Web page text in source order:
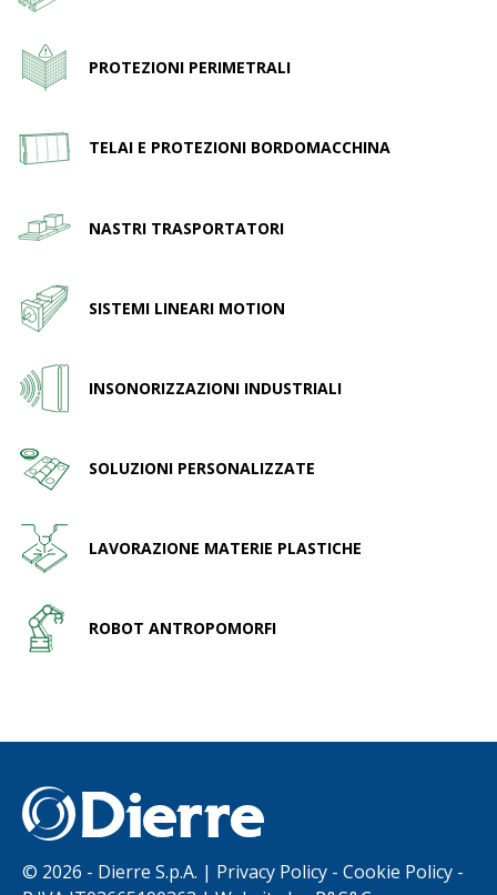
PROTEZIONI PERIMETRALI
TELAI E PROTEZIONI BORDOMACCHINA
NASTRI TRASPORTATORI
SISTEMI LINEARI MOTION
INSONORIZZAZIONI INDUSTRIALI
SOLUZIONI PERSONALIZZATE
LAVORAZIONE MATERIE PLASTICHE
ROBOT ANTROPOMORFI
© 2026 - Dierre S.p.A. | Privacy Policy - Cookie Policy -